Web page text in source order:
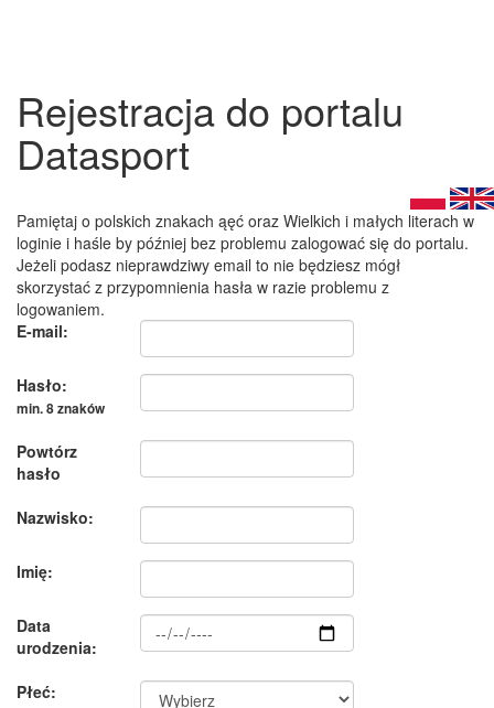
Rejestracja do portalu
Datasport
Pamiętaj o polskich znakach ąęć oraz Wielkich i małych literach w
loginie i haśle by później bez problemu zalogować się do portalu.
Jeżeli podasz nieprawdziwy email to nie będziesz mógł
skorzystać z przypomnienia hasła w razie problemu z
logowaniem.
E-mail:
Hasło:
min. 8 znaków
Powtórz
hasło
Nazwisko:
Imię:
Data
urodzenia:
Płeć: